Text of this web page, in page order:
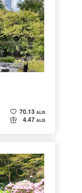
70.13 ALIS
4.47 ALIS